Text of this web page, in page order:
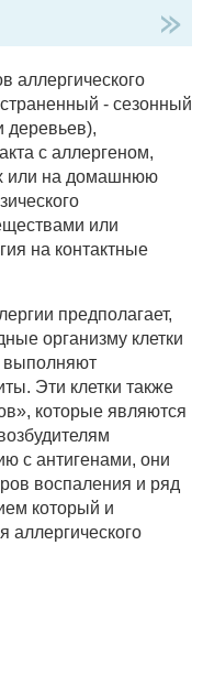
аллергического
- сезонный
деревьев),
с аллергеном,
или на домашнюю
или
на контактные
предполагает,
организму клетки
выполняют
Эти клетки также
которые являются
с антигенами, они
воспаления и ряд
который и
аллергического